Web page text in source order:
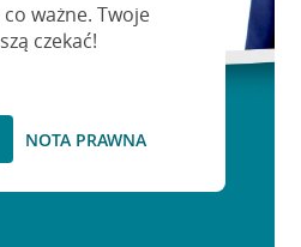
ważne. Twoje
czekać!
NOTA PRAWNA